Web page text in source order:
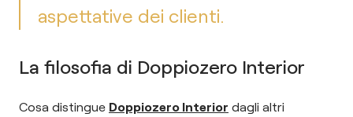
aspettative dei clienti.
La filosofia di Doppiozero Interior
Cosa distingue Doppiozero Interior dagli altri